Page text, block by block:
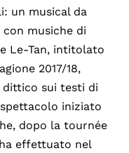
un musical da
musiche di
Le-Tan, intitolato
2017/18,
sui testi di
iniziato
dopo la tournée
effettuato nel